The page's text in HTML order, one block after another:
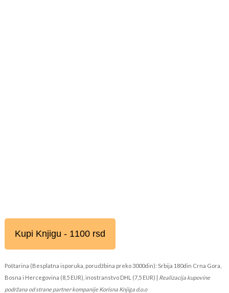
Kupi Knjigu - 1100 rsd
Poštarina (Besplatna isporuka, porudžbina preko 3000din): Srbija 180din Crna Gora,
Bosna i Hercegovina (8,5 EUR), inostranstvo DHL (7,5 EUR) | Realizacija kupovine
podržana od strane partner kompanije Korisna Knjiga d.o.o